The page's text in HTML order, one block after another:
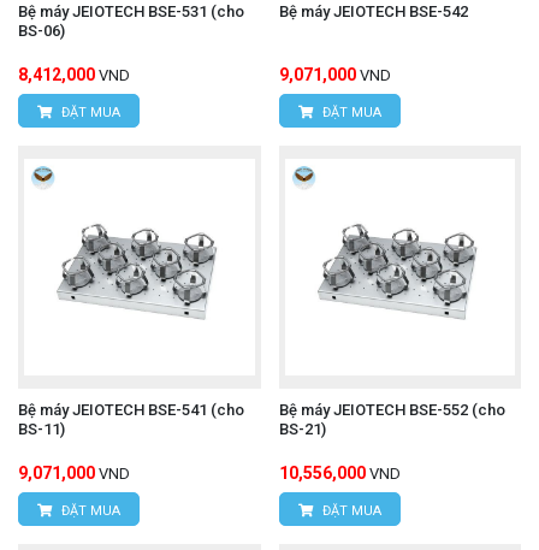
Bệ máy JEIOTECH BSE-531 (cho
BS-06)
8,412,000 VND
ĐẶT MUA
Bệ máy JEIOTECH BSE-542
9,071,000 VND
ĐẶT MUA
Bệ máy JEIOTECH BSE-541 (cho
BS-11)
9,071,000 VND
ĐẶT MUA
Bệ máy JEIOTECH BSE-552 (cho
BS-21)
10,556,000 VND
ĐẶT MUA